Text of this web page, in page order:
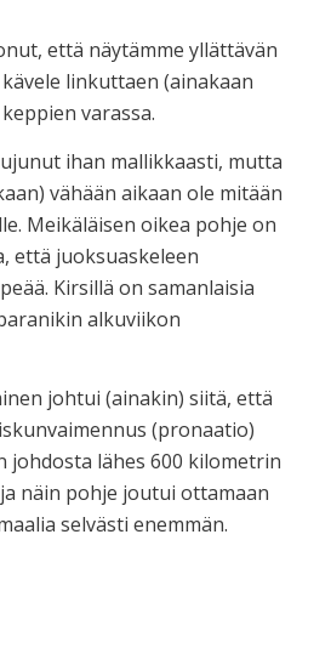
että näytämme yllättävän
linkuttaen (ainakaan
varassa.
ihan mallikkaasti, mutta
vähään aikaan ole mitään
Meikäläisen oikea pohje on
että juoksuaskeleen
Kirsillä on samanlaisia
alkuviikon
johtui (ainakin) siitä, että
(pronaatio)
johdosta lähes 600 kilometrin
näin pohje joutui ottamaan
selvästi enemmän.